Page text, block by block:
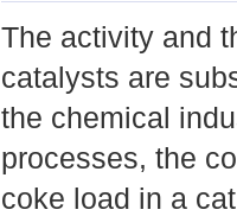
The activity and
catalysts are
the chemical
processes, the
coke load in a